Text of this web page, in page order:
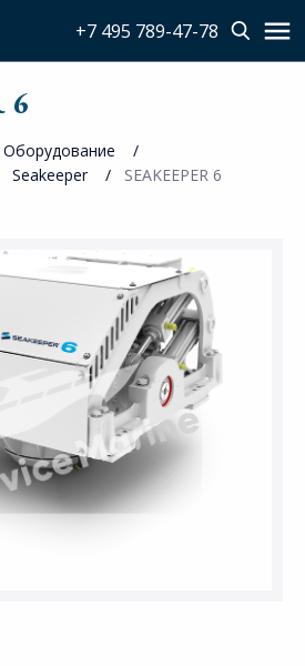
+7 495 789-47-78
6
Оборудование
Seakeeper SEAKEEPER 6